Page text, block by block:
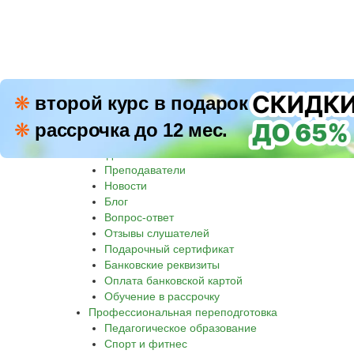
❋ второй курс в подарок
❋ рассрочка до 12 мес.
8 800 500-30-45
Академия
Преподаватели
Новости
Блог
Вопрос-ответ
Отзывы слушателей
Подарочный сертификат
Банковские реквизиты
Оплата банковской картой
Обучение в рассрочку
Профессиональная переподготовка
Педагогическое образование
Спорт и фитнес